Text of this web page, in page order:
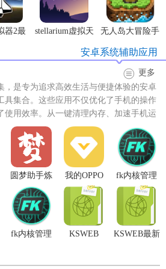
器2最
stellarium虚拟天
无人岛大冒险手
机版
安卓系统辅助应用
更多
，是专为追求高效生活与便捷体验的安卓
具集合。这些应用不仅优化了手机的操作
使用效率。从一键清理内存、加速手机运
...
圆梦助手炼
妖模拟器
我的OPPO
手机
fk内核管理
器汉化版
fk内核管理
KSWEB
KSWEB最新